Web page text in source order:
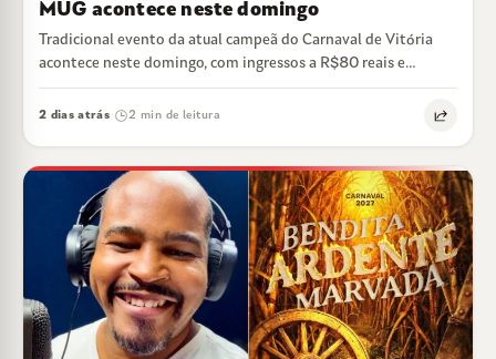
MUG acontece neste domingo
Tradicional evento da atual campeã do Carnaval de Vitória
acontece neste domingo, com ingressos a R$80 reais e
feijoada liberada
2 dias atrás· 2 min de leitura